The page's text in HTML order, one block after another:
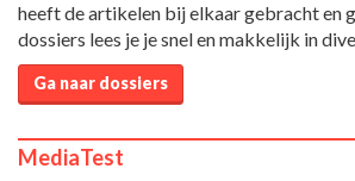
heeft de artikelen bij elkaar gebracht en
dossiers lees je je snel en makkelijk in
Ga naar dossiers
MediaTest